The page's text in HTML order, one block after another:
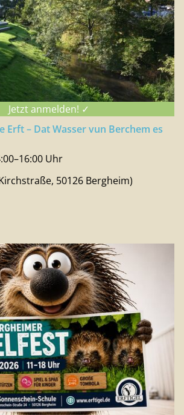
Jetzt anmelden! ✓
Erft – Dat Wasser vun Berchem es
Uhr
50126 Bergheim)